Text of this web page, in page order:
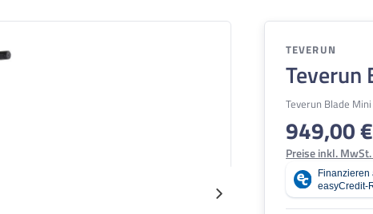
TEVERUN
Teverun
Teverun Blade
Regulärer Preis:
949,00 €
Preise inkl.